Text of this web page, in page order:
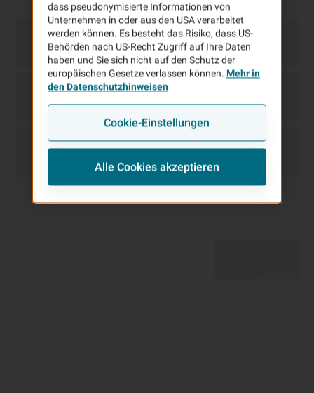
dass pseudonymisierte Informationen von
Unternehmen in oder aus den USA verarbeitet
werden können. Es besteht das Risiko, dass US-
Behörden nach US-Recht Zugriff auf Ihre Daten
haben und Sie sich nicht auf den Schutz der
europäischen Gesetze verlassen können. Mehr in
den Datenschutzhinweisen
Cookie-Einstellungen
Alle Cookies akzeptieren